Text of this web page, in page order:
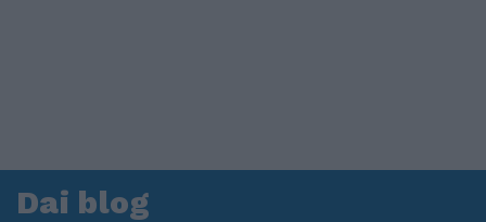
Dai blog